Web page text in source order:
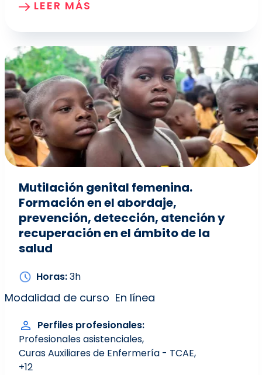
LEER MÁS
Mutilación genital femenina.
Formación en el abordaje,
prevención, detección, atención y
recuperación en el ámbito de la
salud
Horas 3h
Modalidad de curso En línea
Perfiles profesionales
Profesionales asistenciales
Curas Auxiliares de Enfermería - TCAE
+12